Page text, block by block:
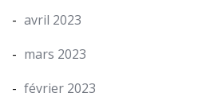
avril 2023
mars 2023
février 2023